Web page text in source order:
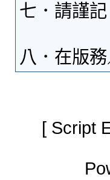
七．請謹
八．在版
[ Script